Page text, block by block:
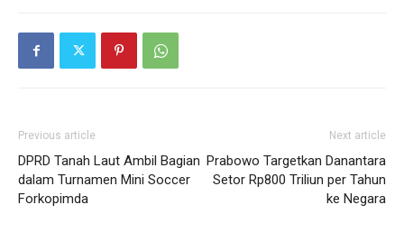
Previous article
DPRD Tanah Laut Ambil Bagian
dalam Turnamen Mini Soccer
Forkopimda
Next article
Prabowo Targetkan Danantara
Setor Rp800 Triliun per Tahun
ke Negara